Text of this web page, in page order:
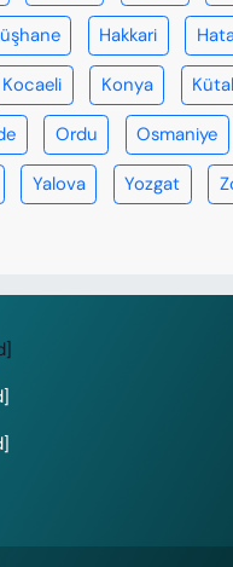
Hakkari
Kocaeli Konya
Ordu Osmaniye
Yalova Yozgat